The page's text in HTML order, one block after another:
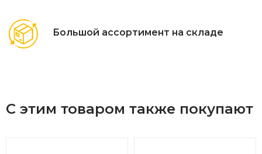
Большой ассортимент на складе
С этим товаром также покупают